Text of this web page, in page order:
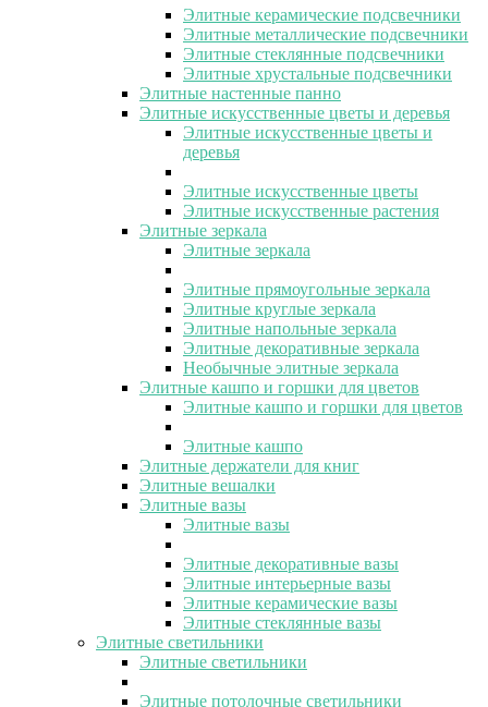
Элитные керамические подсвечники
Элитные металлические подсвечники
Элитные стеклянные подсвечники
Элитные хрустальные подсвечники
Элитные настенные панно
Элитные искусственные цветы и деревья
Элитные искусственные цветы и
деревья
Элитные искусственные цветы
Элитные искусственные растения
Элитные зеркала
Элитные зеркала
Элитные прямоугольные зеркала
Элитные круглые зеркала
Элитные напольные зеркала
Элитные декоративные зеркала
Необычные элитные зеркала
Элитные кашпо и горшки для цветов
Элитные кашпо и горшки для цветов
Элитные кашпо
Элитные держатели для книг
Элитные вешалки
Элитные вазы
Элитные вазы
Элитные декоративные вазы
Элитные интерьерные вазы
Элитные керамические вазы
Элитные стеклянные вазы
Элитные светильники
Элитные светильники
Элитные потолочные светильники